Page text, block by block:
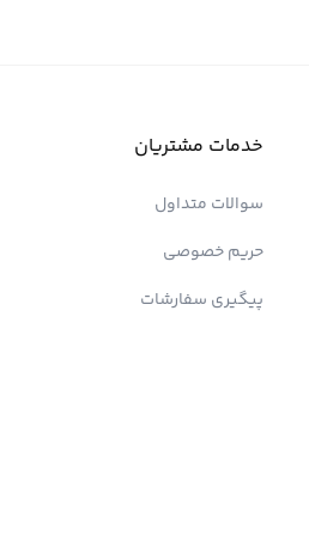
خدمات مشتریان
سوالات متداول
حریم خصوصی
پیگیری سفارشات